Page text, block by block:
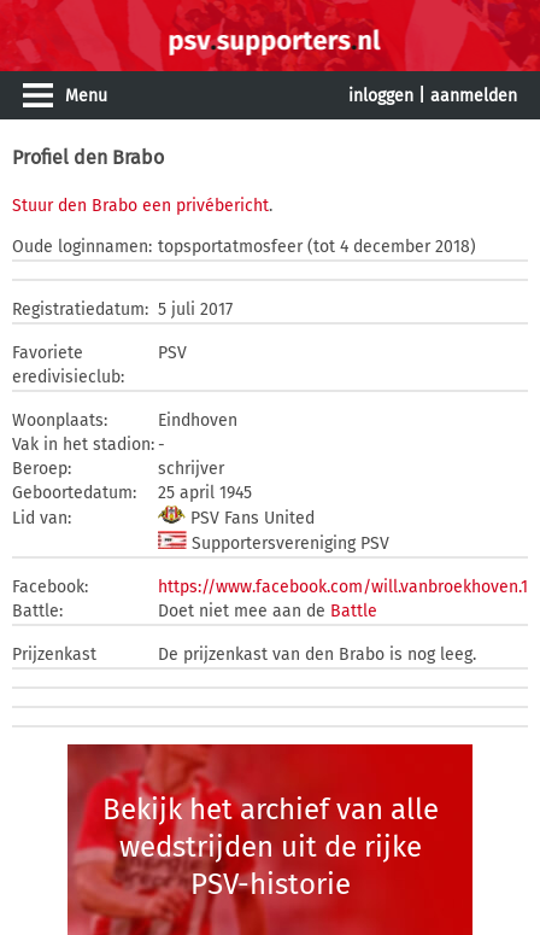
Menu inloggen aanmelden
Profiel den Brabo
Stuur den Brabo een privébericht.
Oude loginnamen: topsportatmosfeer (tot 4 december 2018)
Registratiedatum: 5 juli 2017
Favoriete
eredivisieclub:
PSV
Woonplaats:
Eindhoven
Vak in het stadion:-
Beroep:
schrijver
Geboortedatum:
25 april 1945
Lid van:
PSV Fans United
Supportersvereniging PSV
Facebook:
https://www.facebook.com/will.vanbroekhoven.1
Battle:
Doet niet mee aan de Battle
Prijzenkast De prijzenkast van den Brabo is nog leeg.
Bekijk het archief van alle
wedstrijden uit de rijke
PSV-historie